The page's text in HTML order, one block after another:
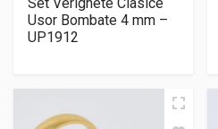
Usor Bombate 4 mm –
UP1912